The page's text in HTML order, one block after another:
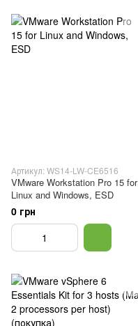
Артикул: WS14-LW-CE6516
VMware Workstation Pro 15 for
Linux and Windows, ESD
0 грн